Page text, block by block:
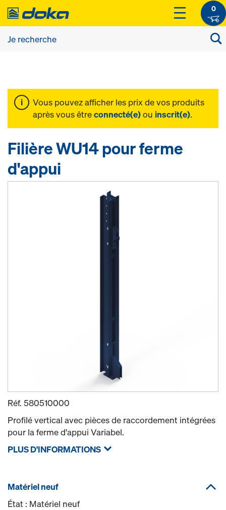
0
Vous pouvez afficher les prix de vos produits
après vous êtreconnecté(e)ou inscrit(e).
Filière WU14 pour ferme
d'appui
Réf. 580510000
Profilé vertical avec pièces de raccordement intégrées
pour la ferme d'appui Variabel.
PLUS D'INFORMATIONS
Matériel neuf
État : Matériel neuf